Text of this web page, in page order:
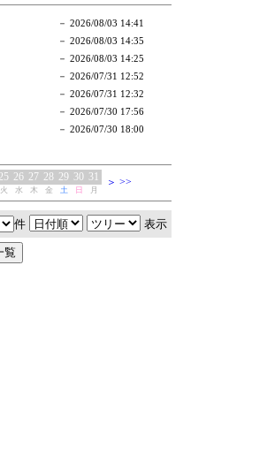
件 表示